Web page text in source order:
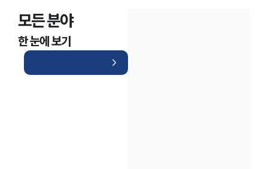
모든 분야
한 눈에 보기